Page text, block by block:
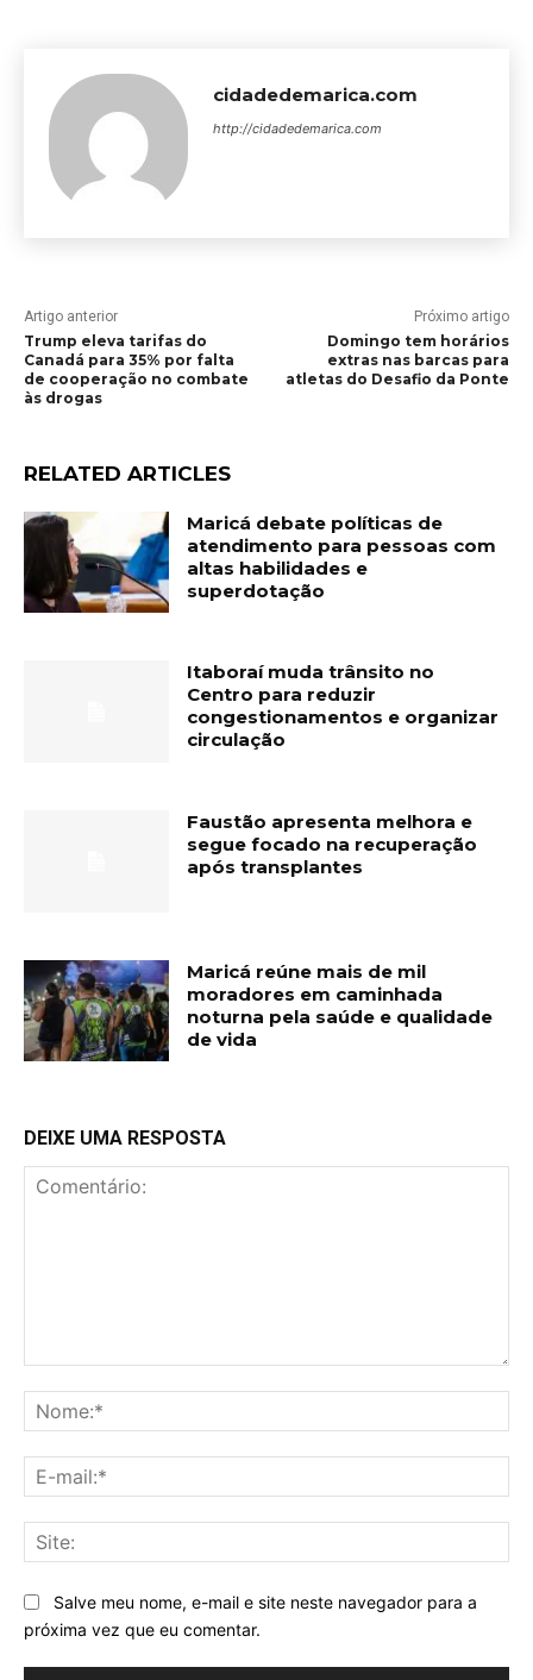
cidadedemarica.com
http://cidadedemarica.com
Artigo anterior
Trump eleva tarifas do
Canadá para 35% por falta
de cooperação no combate
às drogas
Próximo artigo
Domingo tem horários
extras nas barcas para
atletas do Desafio da Ponte
RELATED ARTICLES
Maricá debate políticas de
atendimento para pessoas com
altas habilidades e
superdotação
Itaboraí muda trânsito no
Centro para reduzir
congestionamentos e organizar
circulação
Faustão apresenta melhora e
segue focado na recuperação
após transplantes
Maricá reúne mais de mil
moradores em caminhada
noturna pela saúde e qualidade
de vida
DEIXE UMA RESPOSTA
Salve meu nome, e-mail e site neste navegador para a
próxima vez que eu comentar.